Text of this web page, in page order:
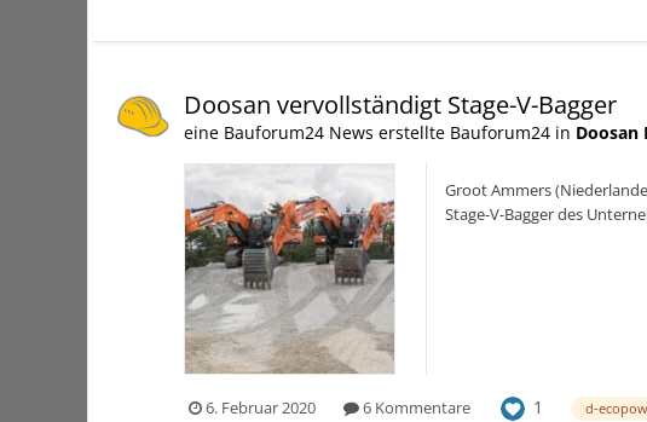
Doosan vervollständigt Stage-V-Bagger
eine Bauforum24 News erstellte Bauforum24 in Doosan
Groot Ammers
Stage-V-Bagger des
6. Februar 2020 6 Kommentare 1 d-